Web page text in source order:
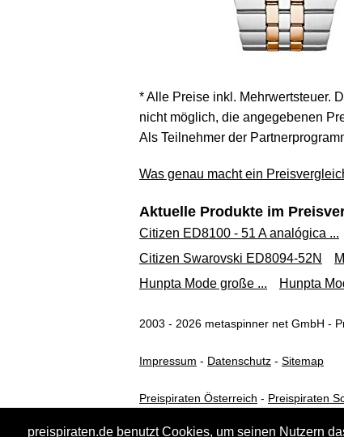
* Alle Preise inkl. Mehrwertsteuer.
nicht möglich, die angegebenen
Als Teilnehmer der
Was genau macht ein
Aktuelle Produkte im
Citizen ED8100 - 51 A analógica ...
Citizen Swarovski ED8094-52N
Hunpta Mode große ...
Hunpta
2003 - 2026 metaspinner net GmbH -
Impressum - Datenschutz - Sitemap
Preispiraten Österreich - Preispiraten
preispiraten.de benutzt Cookies, um seinen Nutzern